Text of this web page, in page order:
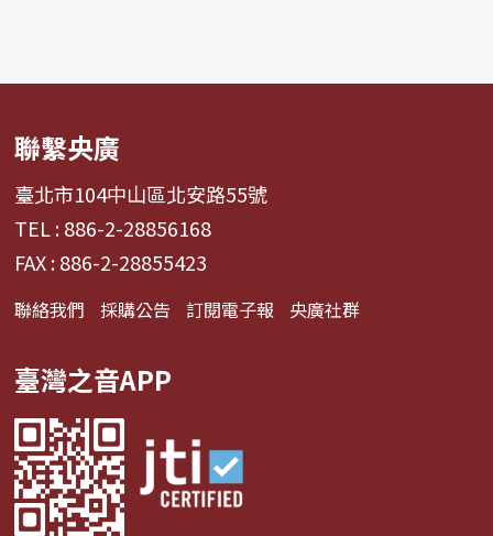
聯繫央廣
臺北市104中山區北安路55號
TEL : 886-2-28856168
FAX : 886-2-28855423
聯絡我們 採購公告 訂閱電子報 央廣社群
臺灣之音APP